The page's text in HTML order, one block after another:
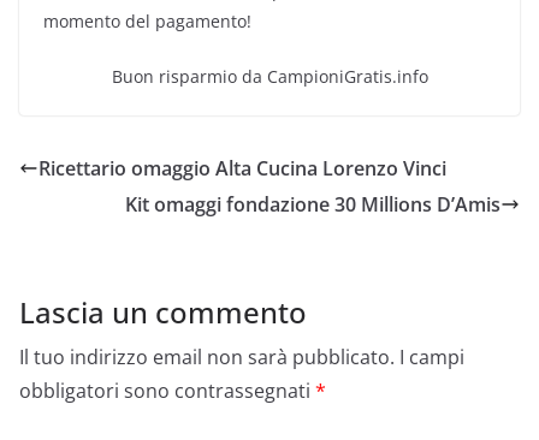
momento del pagamento!
Buon risparmio da CampioniGratis.info
Ricettario omaggio Alta Cucina Lorenzo Vinci
Kit omaggi fondazione 30 Millions D’Amis
Lascia un commento
Il tuo indirizzo email non sarà pubblicato. I campi
obbligatori sono contrassegnati *